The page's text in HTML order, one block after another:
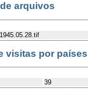
arquivos
visitas por países
39